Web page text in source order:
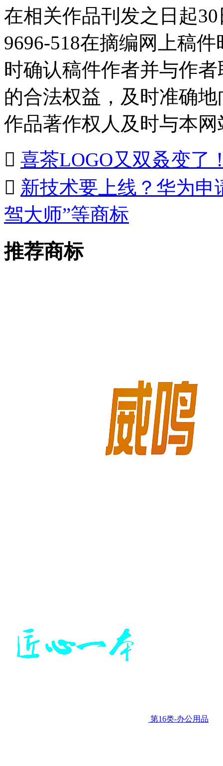
在相关作品刊发之日起
9696-518在摘编网上稿
时确认稿件作者并与作
的合法权益，及时准确
作品著作权人及时与本
 喜茶LOGO又双叒变了
 新技术要上线？华为申
驾大师”等商标
推荐商标
第16类-办公用品